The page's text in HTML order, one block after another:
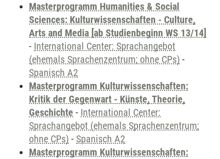
Masterprogramm Humanities & Social
Sciences: Kulturwissenschaften - Culture,
Arts and Media [ab Studienbeginn WS 13/14]
- International Center: Sprachangebot
(ehemals Sprachenzentrum; ohne CPs) -
Spanisch A2
Masterprogramm Kulturwissenschaften:
Kritik der Gegenwart - Künste, Theorie,
Geschichte - International Center:
Sprachangebot (ehemals Sprachenzentrum;
ohne CPs) - Spanisch A2
Masterprogramm Kulturwissenschaften: